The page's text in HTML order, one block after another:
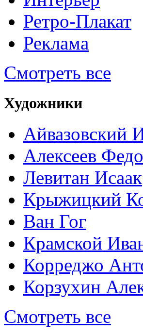
Ретро-Плакат
Реклама
Смотреть все
Художники
Айвазовский
Алексеев
Левитан Исаак
Крыжицкий
Ван Гог
Крамской
Корреджо
Корзухин
Смотреть все